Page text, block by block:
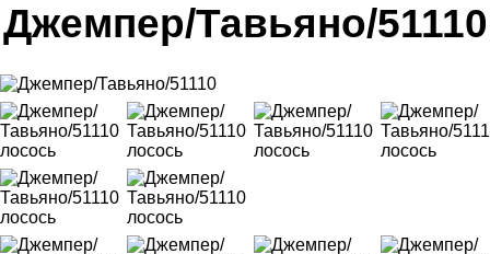
Джемпер/Тавьяно/51110